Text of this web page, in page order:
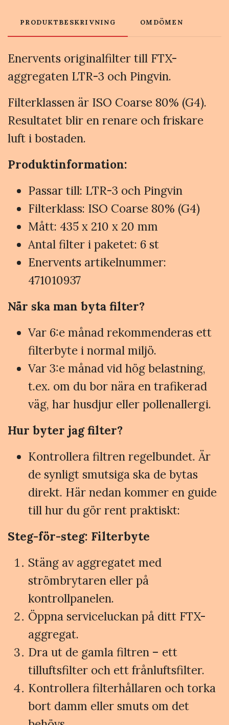
PRODUKTBESKRIVNING OMDÖMEN
Enervents originalfilter till FTX-
aggregaten LTR-3 och Pingvin.
Filterklassen är ISO Coarse 80% (G4).
Resultatet blir en renare och friskare
luft i bostaden.
Produktinformation:
Passar till: LTR-3 och Pingvin
Filterklass: ISO Coarse 80% (G4)
Mått: 435 x 210 x 20 mm
Antal filter i paketet: 6 st
Enervents artikelnummer:
471010937
När ska man byta filter?
Var 6:e månad rekommenderas ett
filterbyte i normal miljö.
Var 3:e månad vid hög belastning,
t.ex. om du bor nära en trafikerad
väg, har husdjur eller pollenallergi.
Hur byter jag filter?
Kontrollera filtren regelbundet. Är
de synligt smutsiga ska de bytas
direkt. Här nedan kommer en guide
till hur du gör rent praktiskt:
Steg-för-steg: Filterbyte
Stäng av aggregatet med
strömbrytaren eller på
kontrollpanelen.
Öppna serviceluckan på ditt FTX-
aggregat.
Dra ut de gamla filtren – ett
tilluftsfilter och ett frånluftsfilter.
Kontrollera filterhållaren och torka
bort damm eller smuts om det